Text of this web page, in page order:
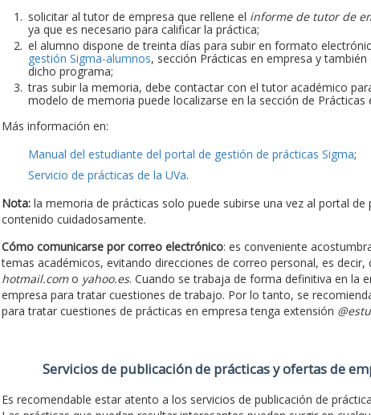
solicitar al tutor de empresa que rellene el informe de tutor de
ya que es necesario para calificar la práctica;
el alumno dispone de treinta días para subir en formato
gestión Sigma-alumnos, sección Prácticas en empresa y
dicho programa;
tras subir la memoria, debe contactar con el tutor académico
modelo de memoria puede localizarse en la sección de Prácticas
Más información en:
Manual del estudiante del portal de gestión de prácticas Sigma;
Servicio de prácticas de la UVa.
Nota:la memoria de prácticas solo puede subirse una vez al portal de
contenido cuidadosamente.
Cómo comunicarse por correo electrónico: es conveniente
temas académicos, evitando direcciones de correo personal, es decir,
hotmail.como yahoo.es. Cuando se trabaja de forma definitiva en la
empresa para tratar cuestiones de trabajo. Por lo tanto, se
para tratar cuestiones de prácticas en empresa tenga extensión
Servicios de publicación de prácticas y ofertas de
Es recomendable estar atento a los servicios de publicación de